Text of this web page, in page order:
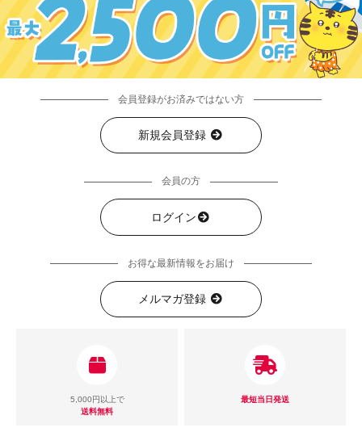
会員登録がお済みではない方
新規会員登録
会員の方
ログイン
お得な最新情報をお届け
メルマガ登録
5,000円以上で
送料無料
最短当日発送